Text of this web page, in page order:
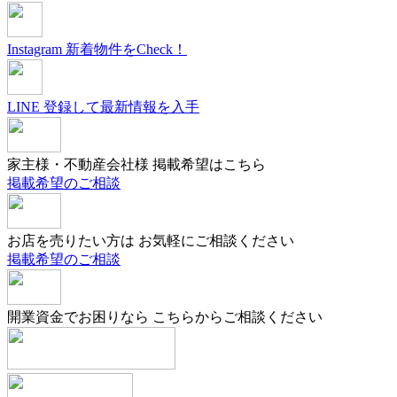
Instagram 新着物件をCheck！
LINE 登録して最新情報を入手
家主様・不動産会社様 掲載希望はこちら
掲載希望のご相談
お店を売りたい方は お気軽にご相談ください
掲載希望のご相談
開業資金でお困りなら こちらからご相談ください